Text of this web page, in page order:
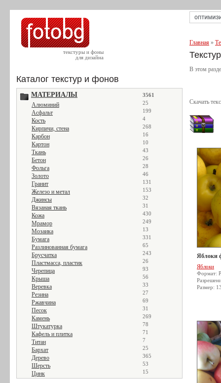
текстуры и фоны
для дизайна
Каталог текстур и фонов
МАТЕРИАЛЫ 3561
Алюминий 25
Асфальт 199
Кость 4
Кирпичи, стена 268
Карбон 16
Картон 10
Ткань 43
Бетон 26
Фольга 28
Золото 46
Гранит 131
Железо и метал 153
Джинсы 32
Вязаная ткань 31
Кожа 430
Мрамор 249
Мозаика 13
Бумага 331
Разлинованная бумага 65
Брусчатка 243
Пластмасса, пластик 26
Черепица 93
Крыша 56
Веревка 33
Резина 27
Ржавчина 69
Песок 31
Камень 269
Штукатурка 78
Кафель и плитка 71
Титан 7
Бархат 25
Дерево 365
Шерсть 53
Цинк 15
Главная »
В этом
Скачать
Яблоки
Яблоки
Формат:
Размер: